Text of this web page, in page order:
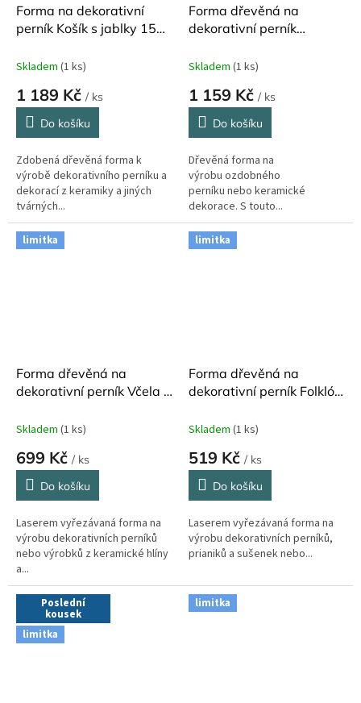
Forma na dekorativní
perník Košík s jablky 15
Skladem (1 ks)
1 189 Kč / ks
Do košíku
Zdobená dřevěná forma k
výrobě dekorativního perníku a
dekorací z keramiky a jiných
tvárných...
Forma dřevěná na
dekorativní perník
Skladem (1 ks)
1 159 Kč / ks
Do košíku
Dřevěná forma na
výrobu ozdobného
perníku nebo keramické
dekorace. S touto...
limitka
Forma dřevěná na
dekorativní perník Včela a
Skladem (1 ks)
699 Kč / ks
Do košíku
Laserem vyřezávaná forma na
výrobu dekorativních perníků
nebo výrobků z keramické hlíny
a...
limitka
Forma dřevěná na
dekorativní perník Folklór
Skladem (1 ks)
519 Kč / ks
Do košíku
Laserem vyřezávaná forma na
výrobu dekorativních perníků,
prianiků a sušenek nebo...
Poslední
kousek
limitka
limitka